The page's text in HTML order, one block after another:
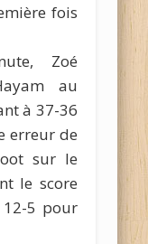
fois
Zoé
au
à 37-36
erreur de
sur le
le score
5 pour